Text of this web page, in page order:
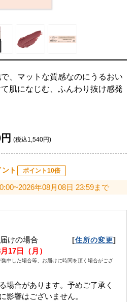
、マットな質感なのにうるおい
肌になじむ、ふんわり抜け感発
(税込1,540円)
ント ポイント10倍
年08月08日 23:59まで
けの場合 [住所の変更]
17日（月）
中した場合等、お届けに時間を頂く場合がござ
場合があります。予めご了承く
影響はございません。